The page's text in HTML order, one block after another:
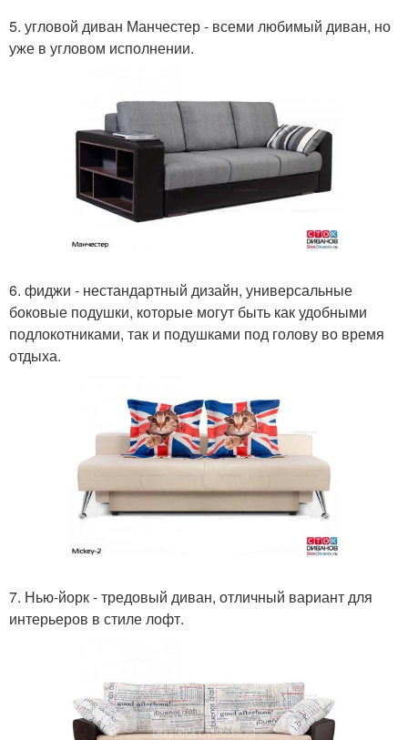
5. угловой диван Манчестер - всеми любимый диван, но
уже в угловом исполнении.
6. фиджи - нестандартный дизайн, универсальные
боковые подушки, которые могут быть как удобными
подлокотниками, так и подушками под голову во время
отдыха.
7. Нью-йорк - тредовый диван, отличный вариант для
интерьеров в стиле лофт.